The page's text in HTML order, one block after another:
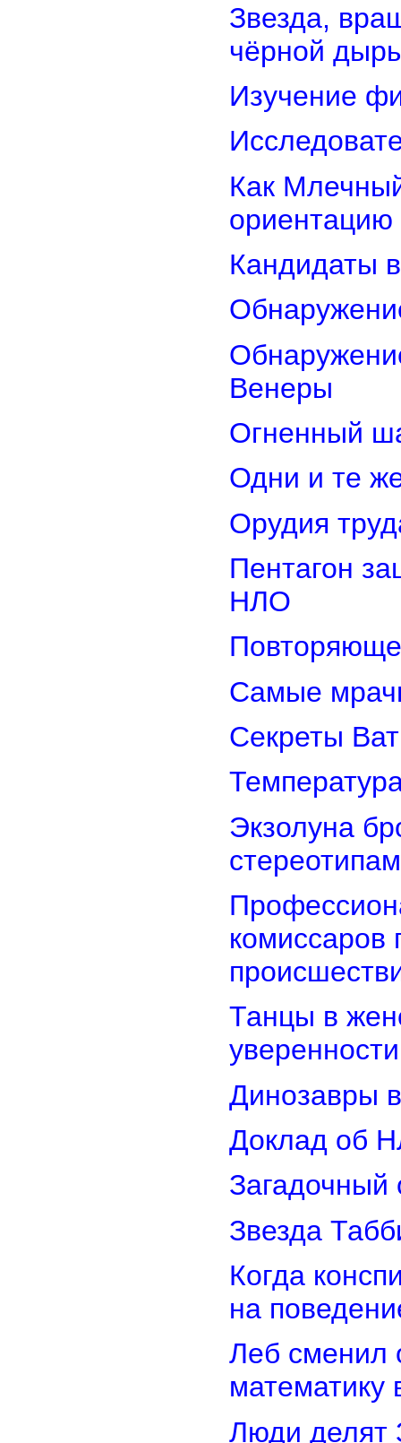
Звезда,
чёрной
Изучение
Как
ориентацию
Кандидаты
Венеры
Огненный
Одни и те
Орудия
Пентагон
НЛО
Самые
Секреты
Экзолуна
стереотипам
комиссаров
Танцы в
Динозавры
Доклад об
Загадочный
Звезда
Когда
на
Леб сменил
математику
Люди делят